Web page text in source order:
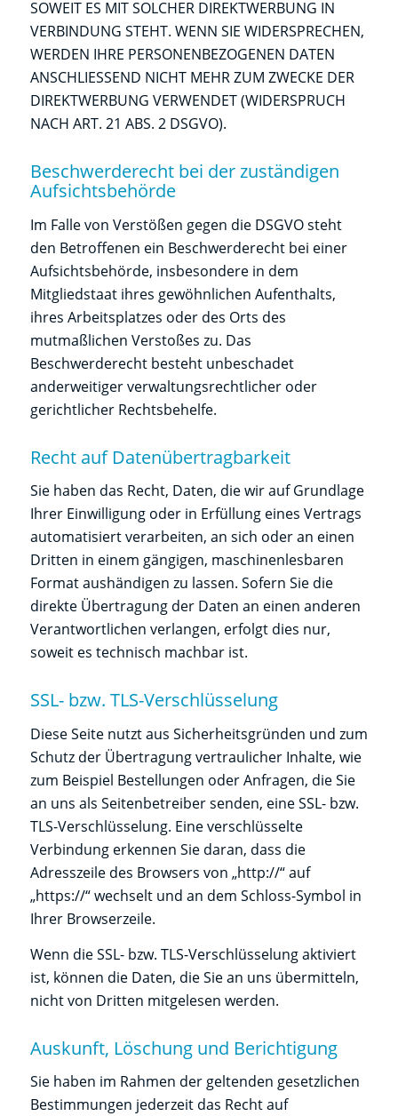
SOWEIT ES MIT SOLCHER DIREKTWERBUNG IN
VERBINDUNG STEHT. WENN SIE WIDERSPRECHEN,
WERDEN IHRE PERSONENBEZOGENEN DATEN
ANSCHLIESSEND NICHT MEHR ZUM ZWECKE DER
DIREKTWERBUNG VERWENDET (WIDERSPRUCH
NACH ART. 21 ABS. 2 DSGVO).
Beschwerde­recht bei der zuständigen
Aufsichts­behörde
Im Falle von Verstößen gegen die DSGVO steht
den Betroffenen ein Beschwerderecht bei einer
Aufsichtsbehörde, insbesondere in dem
Mitgliedstaat ihres gewöhnlichen Aufenthalts,
ihres Arbeitsplatzes oder des Orts des
mutmaßlichen Verstoßes zu. Das
Beschwerderecht besteht unbeschadet
anderweitiger verwaltungsrechtlicher oder
gerichtlicher Rechtsbehelfe.
Recht auf Daten­übertrag­barkeit
Sie haben das Recht, Daten, die wir auf Grundlage
Ihrer Einwilligung oder in Erfüllung eines Vertrags
automatisiert verarbeiten, an sich oder an einen
Dritten in einem gängigen, maschinenlesbaren
Format aushändigen zu lassen. Sofern Sie die
direkte Übertragung der Daten an einen anderen
Verantwortlichen verlangen, erfolgt dies nur,
soweit es technisch machbar ist.
SSL- bzw. TLS-Verschlüsselung
Diese Seite nutzt aus Sicherheitsgründen und zum
Schutz der Übertragung vertraulicher Inhalte, wie
zum Beispiel Bestellungen oder Anfragen, die Sie
an uns als Seitenbetreiber senden, eine SSL- bzw.
TLS-Verschlüsselung. Eine verschlüsselte
Verbindung erkennen Sie daran, dass die
Adresszeile des Browsers von „http://“ auf
„https://“ wechselt und an dem Schloss-Symbol in
Ihrer Browserzeile.
Wenn die SSL- bzw. TLS-Verschlüsselung aktiviert
ist, können die Daten, die Sie an uns übermitteln,
nicht von Dritten mitgelesen werden.
Auskunft, Löschung und Berichtigung
Sie haben im Rahmen der geltenden gesetzlichen
Bestimmungen jederzeit das Recht auf